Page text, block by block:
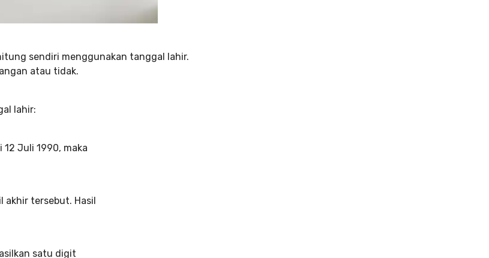
sendiri menggunakan tanggal lahir.
atau tidak.
lahir:
Juli 1990, maka
akhir tersebut. Hasil
satu digit